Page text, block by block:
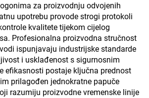
za proizvodnju odvojenih
upotrebu provode strogi protokoli
kvalitete tijekom cijelog
Profesionalna proizvodna stručnost
ispunjavaju industrijske standarde
i usklađenost s sigurnosnim
efikasnosti postaje ključna prednost
prilagođen jednokratne papuče
razumiju proizvodne vremenske linije